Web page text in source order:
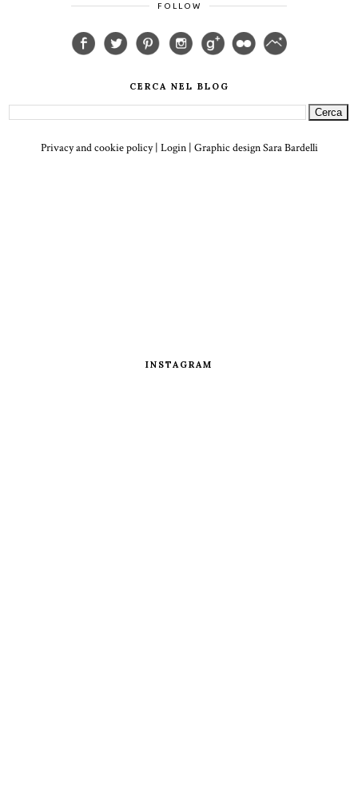
FOLLOW
CERCA NEL BLOG
Privacy and cookie policy| Login| Graphic designSara Bardelli
INSTAGRAM